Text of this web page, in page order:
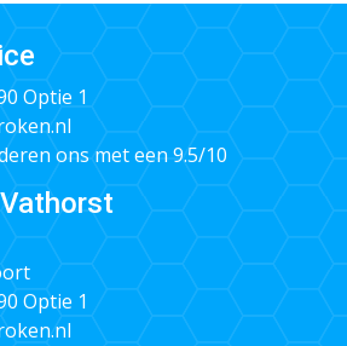
Optie 1
ons met een 9.5/10
Optie 1